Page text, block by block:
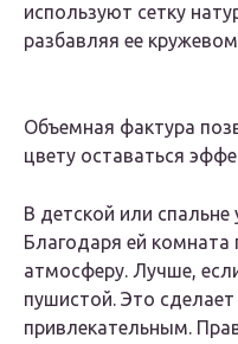
используют сетку
разбавляя ее
Объемная фактура
цвету оставаться
В детской или спальне
Благодаря ей комната
атмосферу. Лучше,
пушистой. Это
привлекательным.